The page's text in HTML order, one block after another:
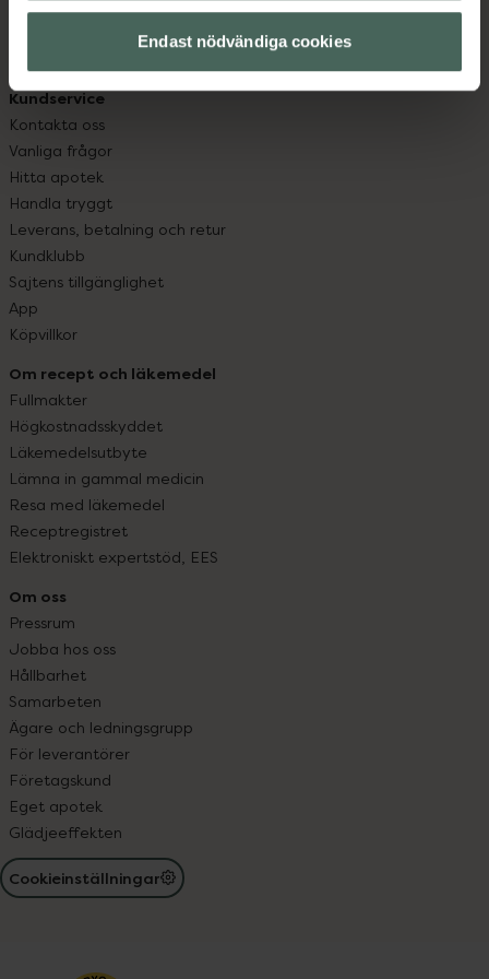
Endast nödvändiga cookies
hjälpa just dig att må lite bättre. Välkommen att prata
Kundservice
Kontakta oss
Vanliga frågor
Hitta apotek
Handla tryggt
Leverans, betalning och retur
Kundklubb
Sajtens tillgänglighet
App
Köpvillkor
Om recept och läkemedel
Fullmakter
Högkostnadsskyddet
Läkemedelsutbyte
Lämna in gammal medicin
Resa med läkemedel
Receptregistret
Elektroniskt expertstöd, EES
Om oss
Pressrum
Jobba hos oss
Hållbarhet
Samarbeten
Ägare och ledningsgrupp
För leverantörer
Företagskund
Eget apotek
Glädjeeffekten
Cookieinställningar